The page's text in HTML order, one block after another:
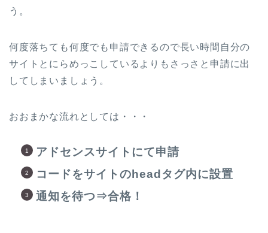
う。
何度落ちても何度でも申請できるので長い時間自分の
サイトとにらめっこしているよりもさっさと申請に出
してしまいましょう。
おおまかな流れとしては・・・
アドセンスサイトにて申請
コードをサイトのheadタグ内に設置
通知を待つ⇒合格！